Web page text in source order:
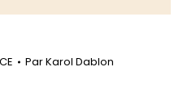
ParKarol Dablon